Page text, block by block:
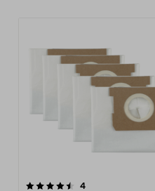
4recensioner
4.5 av 5 stjärnor